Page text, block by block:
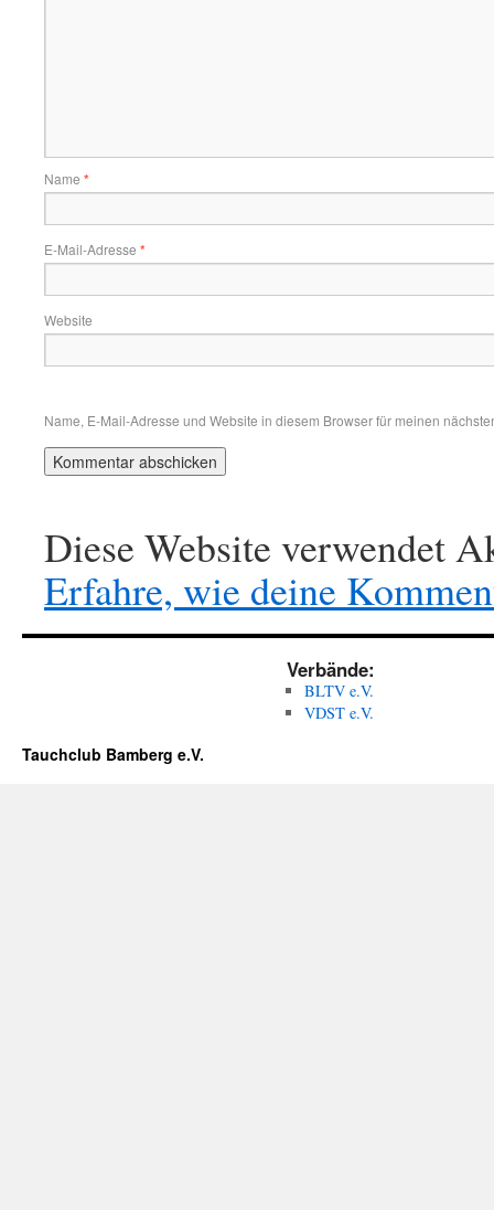
Name *
E-Mail-Adresse *
Website
Name, E-Mail-Adresse und Website in diesem Browser für meinen
Diese Website verwendet
Erfahre, wie deine
Verbände:
BLTV e.V.
VDST e.V.
Tauchclub Bamberg e.V.